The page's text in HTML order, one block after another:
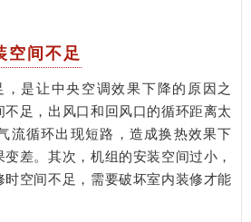
空间不足
是让中央空调效果下降的原因之
足，出风口和回风口的循环距离太
流循环出现短路，造成换热效果下
差。其次，机组的安装空间过小，
空间不足，需要破坏室内装修才能